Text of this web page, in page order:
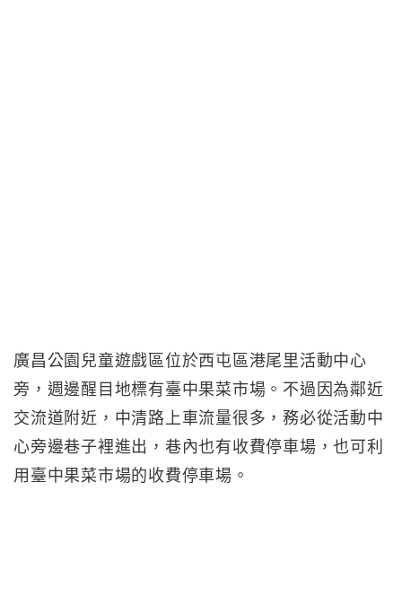
廣昌公園兒童遊戲區位於西屯區港尾里活動中心
旁，週邊醒目地標有臺中果菜市場。不過因為鄰近
交流道附近，中清路上車流量很多，務必從活動中
心旁邊巷子裡進出，巷內也有收費停車場，也可利
用臺中果菜市場的收費停車場。